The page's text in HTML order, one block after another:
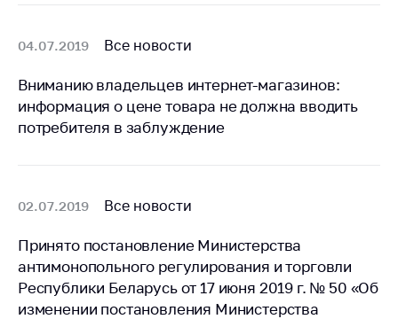
регулирование и
конкуренция
Торговля и услуги
Регулирование и
контроль закупок
рекламной
деятельности
Международное
сотрудничество
04.07.2019 Все новости
Вниманию владельцев интернет-магазинов:
информация о цене товара не должна вводить
потребителя в заблуждение
02.07.2019 Все новости
Принято постановление Министерства
антимонопольного регулирования и торговли
Республики Беларусь от 17 июня 2019 г. № 50 «Об
изменении постановления Министерства